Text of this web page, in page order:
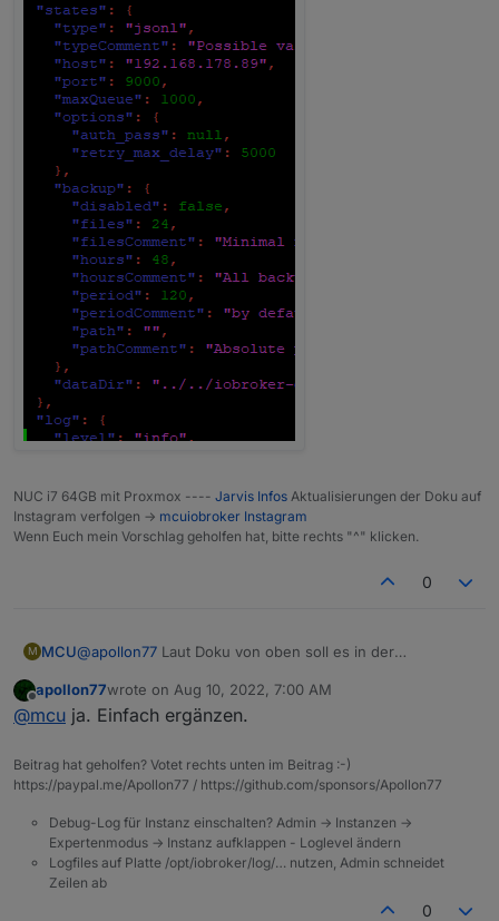
NUC i7 64GB mit Proxmox ---- Jarvis Infos Aktualisierungen der Doku auf
Instagram verfolgen -> mcuiobroker Instagram
Wenn Euch mein Vorschlag geholfen hat, bitte rechts "^" klicken.
0
M MCU@apollon77 Laut Doku von oben soll es in der
"connectionTimeouts"geben.
Editiere /opt/iobroker/iobroker-data/
Unter objects und states gibt es jeweils ein '
Offline
apollon77wrote on Aug 10, 2022, 7:00 AM
last edited by
@mcu ja. Einfach ergänzen.
Beitrag hat geholfen? Votet rechts unten im Beitrag :-)
https://paypal.me/Apollon77 / https://github.com/sponsors/Apollon77
Debug-Log für Instanz einschalten? Admin -> Instanzen ->
Expertenmodus -> Instanz aufklappen - Loglevel ändern
Logfiles auf Platte /opt/iobroker/log/… nutzen, Admin schneidet
Zeilen ab
0